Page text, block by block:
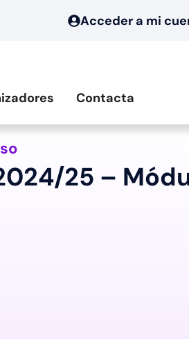
Acceder a mi
Contacta
25 –